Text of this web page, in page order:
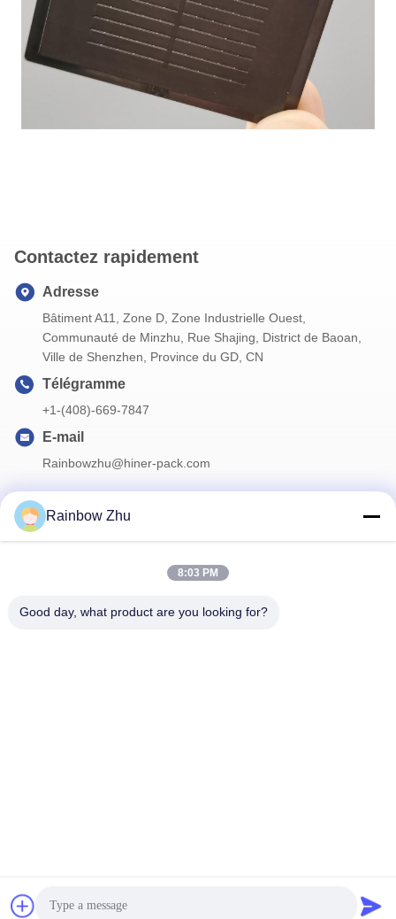
Contactez rapidement
Adresse
Bâtiment A11, Zone D, Zone Industrielle Ouest,
Communauté de Minzhu, Rue Shajing, District de Baoan,
Ville de Shenzhen, Province du GD, CN
Télégramme
+1-(408)-669-7847
E-mail
Rainbowzhu@hiner-pack.com
encore.
Plateaux de JEDEC IC Le fournisseur. 2021-2026 Shenzhen
Hiner Technology Co., Ltd. Tous les droits réservés.
Rainbow Zhu
8:03 PM
Good day, what product are you looking for?